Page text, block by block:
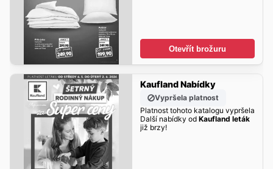
Otevřít brožuru
Kaufland Nabídky
Vypršela platnost
Platnost tohoto katalogu vypršela
Další nabídky od Kaufland leták
již brzy!